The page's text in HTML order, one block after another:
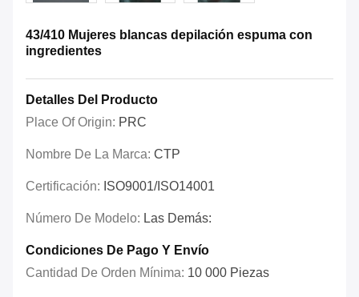
43/410 Mujeres blancas depilación espuma con
ingredientes
Detalles Del Producto
Place Of Origin: PRC
Nombre De La Marca: CTP
Certificación: ISO9001/ISO14001
Número De Modelo: Las Demás:
Condiciones De Pago Y Envío
Cantidad De Orden Mínima: 10 000 Piezas